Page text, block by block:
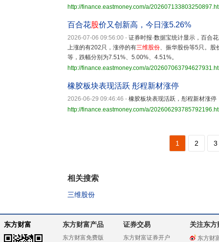
http://finance.eastmoney.com/a/
百合花股价又创新高，今日涨5.26%
2026-07-06 09:56:00 - 证券时报·数据宝统计显示，百合
上涨的有202只，涨停的有三维股份、振华股份等5只。股
等，跌幅分别为7.51%、5.00%、4.51%。
http://finance.eastmoney.com/a/
橡胶板块表现活跃 彤程新材涨停
2026-06-29 09:46:46 - 橡胶板块表现活跃，彤程新材涨
http://finance.eastmoney.com/a/
1 2 3
相关搜索
三维股份
东方财富 东方财富产品
东方财富免费版
证券交易
东方财富证券开户
关注东方
东方财